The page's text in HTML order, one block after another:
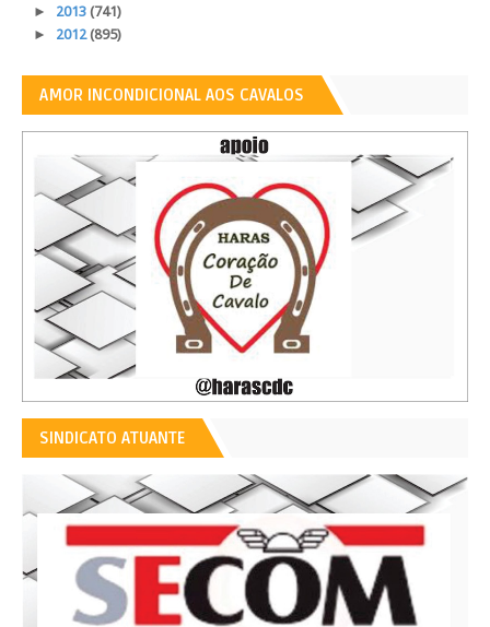
► 2013 (741)
► 2012(895)
AMOR INCONDICIONAL AOS CAVALOS
SINDICATO ATUANTE